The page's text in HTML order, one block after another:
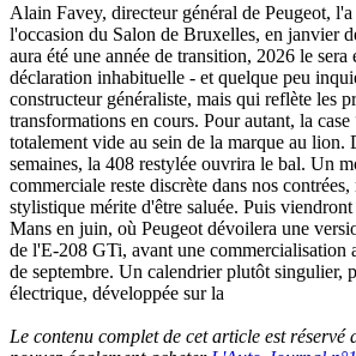
Alain Favey, directeur général de Peugeot,
l'occasion du Salon de Bruxelles, en janvier
aura été une année de transition, 2026 le sera
déclaration inhabituelle - et quelque peu
constructeur généraliste, mais qui reflète les
transformations en cours. Pour autant, la case
totalement vide au sein de la marque au lion.
semaines, la 408 restylée ouvrira le bal. Un
commerciale reste discrète dans nos
stylistique mérite d'être saluée. Puis
Mans en juin, où Peugeot dévoilera une
de l'E-208 GTi, avant une commercialisation
de septembre. Un calendrier plutôt singulier,
électrique, développée sur la
Le contenu complet de cet article est réservé